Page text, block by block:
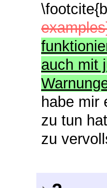
auch mit
habe mir
zu tun
zu